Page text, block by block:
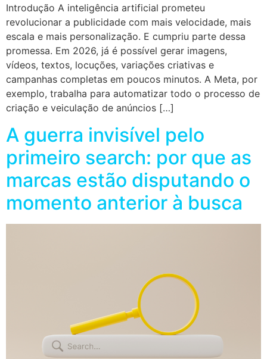
Introdução A inteligência artificial prometeu
revolucionar a publicidade com mais velocidade, mais
escala e mais personalização. E cumpriu parte dessa
promessa. Em 2026, já é possível gerar imagens,
vídeos, textos, locuções, variações criativas e
campanhas completas em poucos minutos. A Meta, por
exemplo, trabalha para automatizar todo o processo de
criação e veiculação de anúncios […]
A guerra invisível pelo
primeiro search: por que as
marcas estão disputando o
momento anterior à busca